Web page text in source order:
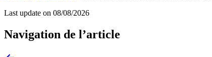
Last update on 08/08/2026
Navigation de l’article